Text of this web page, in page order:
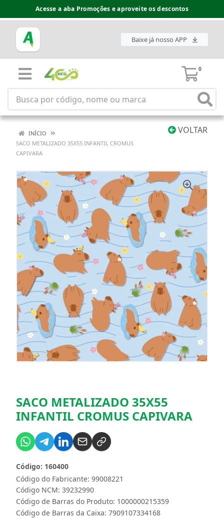
Acesse a aba Promoções e aproveite os descontos
Baixe já nosso APP
0
VOLTAR
INÍCIO
SACO METALIZADO 35X55 INFANTIL CROMUS
CAPIVARA
SACO METALIZADO 35X55
INFANTIL CROMUS CAPIVARA
Código do Fabricante: 99008221
Código: 160400
Código NCM: 39232990
Código de Barras do Produto: 1000000215359
Código de Barras da Caixa: 7909107334168